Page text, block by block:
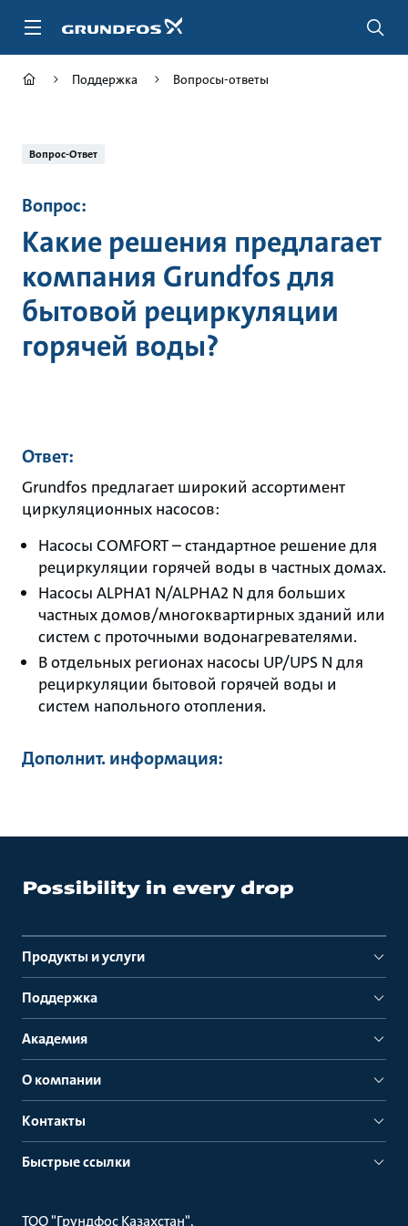
Поддержка Вопросы-ответы
Вопрос-Ответ
Вопрос:
Какие решения предлагает
компания Grundfos для
бытовой рециркуляции
горячей воды?
Ответ:
Grundfos предлагает широкий ассортимент
циркуляционных насосов:
Насосы COMFORT – стандартное решение для
рециркуляции горячей воды в частных домах.
Насосы ALPHA1 N/ALPHA2 N для больших
частных домов/многоквартирных зданий или
систем с проточными водонагревателями.
В отдельных регионах насосы UP/UPS N для
рециркуляции бытовой горячей воды и
систем напольного отопления.
Дополнит. информация:
Продукты и услуги
Поддержка
Академия
О компании
Контакты
Быстрые ссылки
ТОО "Грундфос Казахстан"